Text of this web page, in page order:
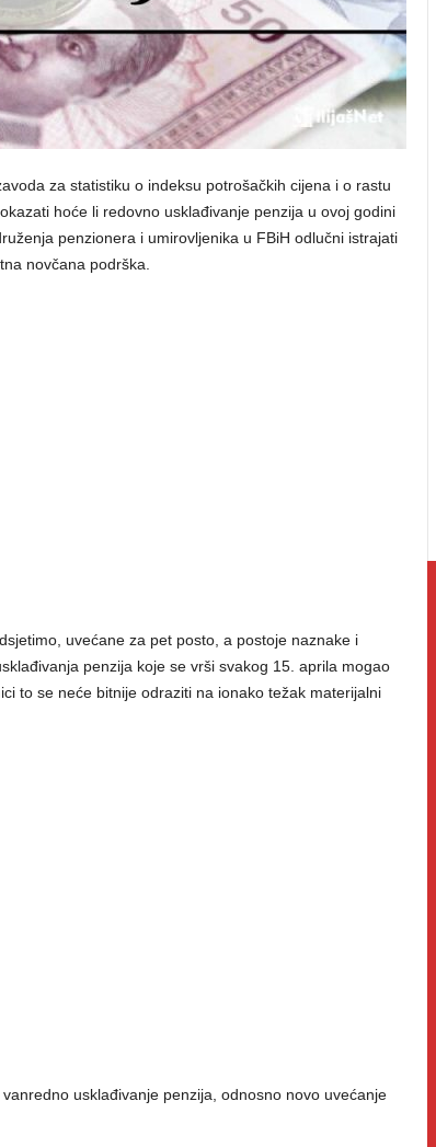
za statistiku o indeksu potrošačkih cijena i o rastu
hoće li redovno usklađivanje penzija u ovoj godini
penzionera i umirovljenika u FBiH odlučni istrajati
novčana podrška.
uvećane za pet posto, a postoje naznake i
penzija koje se vrši svakog 15. aprila mogao
to se neće bitnije odraziti na ionako težak materijalni
usklađivanje penzija, odnosno novo uvećanje